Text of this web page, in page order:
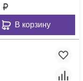
₽
В корзину